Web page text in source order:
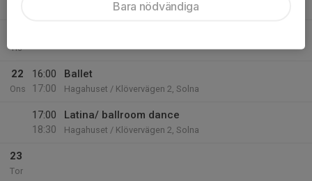
Tis
22
Ons
16:00
17:00
Ballet
Hagahuset / Klövervägen 2, Solna
17:00
18:30
Latina/ ballroom dance
Hagahuset / Klövervägen 2, Solna
23
Tor
Bara nödvändiga